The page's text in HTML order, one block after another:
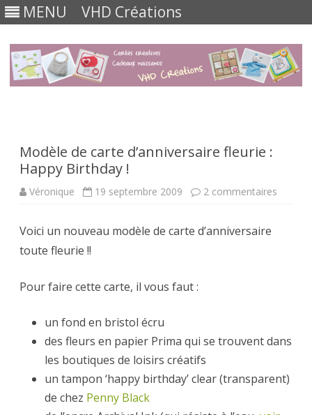
MENU VHD Créations
Modèle de carte d’anniversaire fleurie :
Happy Birthday !
Véronique 19 septembre 2009 2 commentaires
Voici un nouveau modèle de carte d’anniversaire
toute fleurie !!
Pour faire cette carte, il vous faut :
un fond en bristol écru
des fleurs en papier Prima qui se trouvent dans
les boutiques de loisirs créatifs
un tampon ‘happy birthday’ clear (transparent)
de chez Penny Black